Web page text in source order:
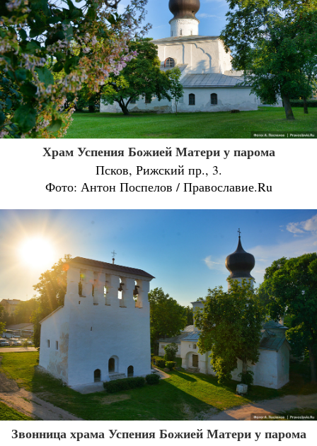
Храм Успения Божией Матери у парома
Псков, Рижский пр., 3.
Фото: Антон Поспелов / Православие.Ru
Звонница храма Успения Божией Матери у парома